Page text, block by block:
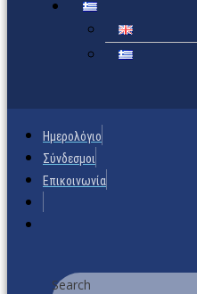
Ημερολόγιο
Σύνδεσμοι
Επικοινωνία
Search